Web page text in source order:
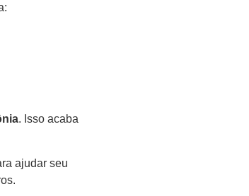
. Isso acaba
ajudar seu